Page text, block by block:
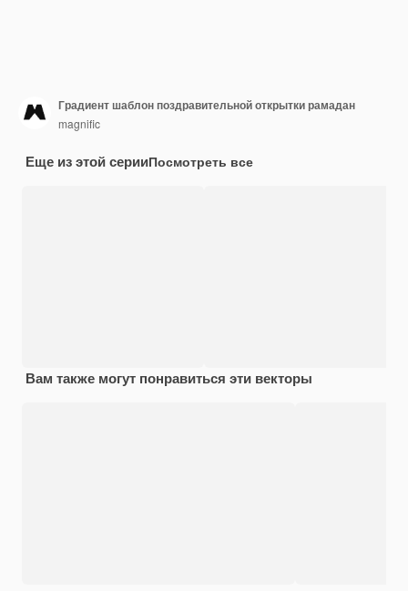
Градиент шаблон поздравительной открытки рамадан
magnific
Еще из этой серииПосмотреть все
Вам также могут понравиться эти векторы